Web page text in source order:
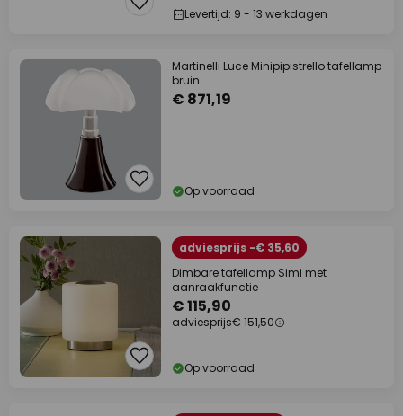
Levertijd: 9 - 13 werkdagen
Martinelli Luce Minipipistrello tafellamp
bruin
€ 871,19
Op voorraad
adviesprijs -€ 35,60
Dimbare tafellamp Simi met
aanraakfunctie
€ 115,90
adviesprijs€ 151,50
Op voorraad